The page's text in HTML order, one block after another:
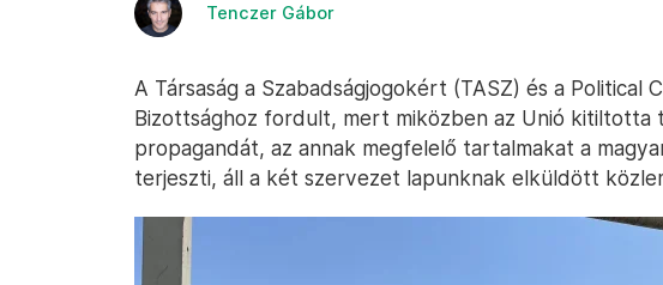
Tenczer Gábor
A Társaság a Szabadságjogokért (TASZ) és a Political
Bizottsághoz fordult, mert miközben az Unió kitiltotta
propagandát, az annak megfelelő tartalmakat a
terjeszti, áll a két szervezet lapunknak elküldött